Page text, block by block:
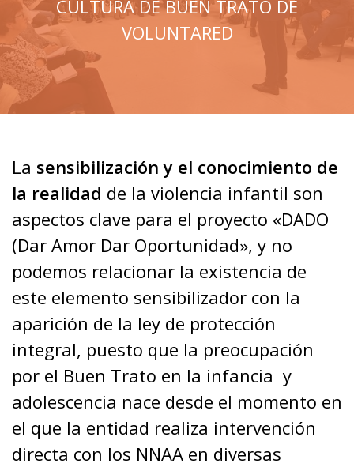
CULTURA DE BUEN TRATO DE
VOLUNTARED
La sensibilización y el conocimiento de
la realidad de la violencia infantil son
aspectos clave para el proyecto «DADO
(Dar Amor Dar Oportunidad», y no
podemos relacionar la existencia de
este elemento sensibilizador con la
aparición de la ley de protección
integral, puesto que la preocupación
por el Buen Trato en la infancia y
adolescencia nace desde el momento en
el que la entidad realiza intervención
directa con los NNAA en diversas